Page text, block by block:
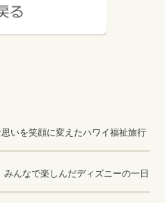
いを笑顔に変えたハワイ福祉旅行
みんなで楽しんだディズニーの一日